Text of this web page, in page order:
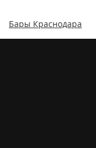
Бары Краснодара